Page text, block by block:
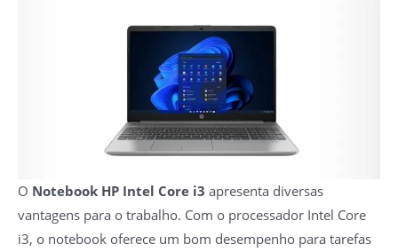
O Notebook HP Intel Core i3 apresenta diversas
vantagens para o trabalho. Com o processador Intel Core
i3, o notebook oferece um bom desempenho para tarefas